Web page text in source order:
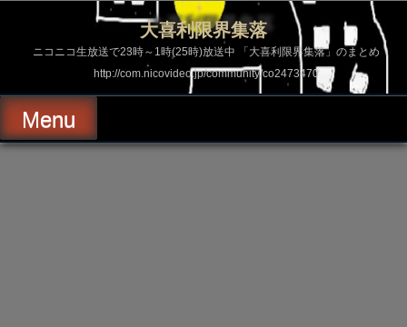
ス
ッ
プ
大喜利限界集落
ニコニコ生放送で23時～1時(25時)放送中 「大喜利限界集落」のまとめ
http://com.nicovideo.jp/community/co2473470
Menu